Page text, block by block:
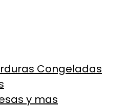
Congeladas
y mas